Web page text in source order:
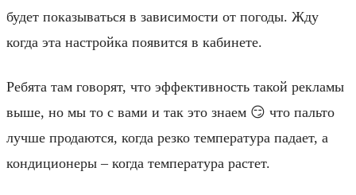
будет показываться в зависимости от погоды. Жду
когда эта настройка появится в кабинете.
Ребята там говорят, что эффективность такой рекламы
выше, но мы то с вами и так это знаем 😏 что пальто
лучше продаются, когда резко температура падает, а
кондиционеры – когда температура растет.